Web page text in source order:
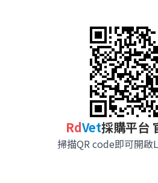
RdVet採購平台
掃描QR code即可開啟